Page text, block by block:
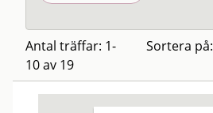
Antal träffar: 1-
10 av 19
Sortera på: